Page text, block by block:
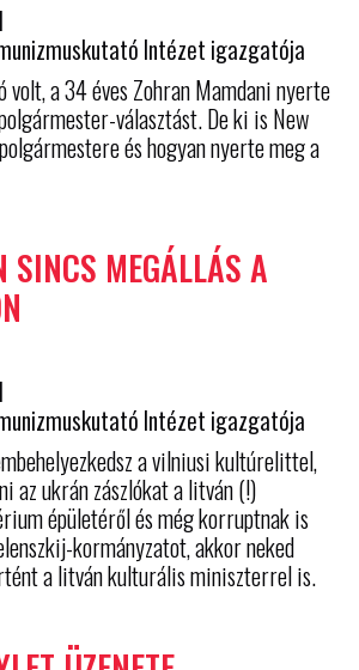
Intézet igazgatója
volt, a 34 éves Zohran Mamdani nyerte
választást. De ki is New
és hogyan nyerte meg a
MEGÁLLÁS A
Intézet igazgatója
a vilniusi kultúrelittel,
az ukrán zászlókat a litván (!)
épületéről és még korruptnak is
kormányzatot, akkor neked
a litván kulturális miniszterrel is.